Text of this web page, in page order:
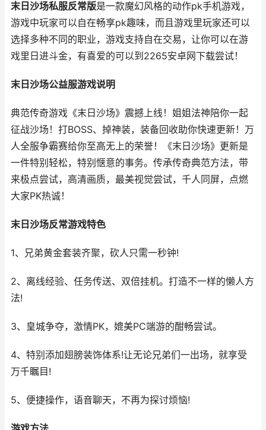
末日沙场私服反常版是一款魔幻风格的动作pk手机游戏，
游戏中玩家可以自在畅享pk趣味，而且游戏里玩家还可以
选择多种不同的职业，游戏支持自在交易，让你可以在游
戏里日进斗金，有喜爱的可以到2265安卓网下载尝试！
末日沙场公益服游戏说明
典范传奇游戏《末日沙场》震撼上线！姐姐法神陪你一起
征战沙场！打BOSS、掉神装，装备回收助你快速更新！万
人全服争霸赛给你至高无上的荣誉！《末日沙场》更新是
一件特别轻松，特别惬意的事务。传承传奇典范方法，带
来极点尝试，高清画质，最美视觉尝试，千人同屏，点燃
大家PK热诚！
末日沙场反常游戏特色
1、兄弟黄金套装齐聚，砍人只需一秒钟!
2、离线经验、任务传送、双倍挂机。打造不一样的懒人方
法!
3、皇城争夺，激情PK，媲美PC端游的酣畅尝试。
4、特别添加翅膀装饰体系!让无论兄弟们一出场，就享受
万千瞩目!
5、便捷操作，语音聊天，不再为探讨烦恼!